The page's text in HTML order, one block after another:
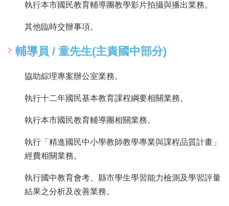
執行本市國民教育輔導團教學影片拍攝與播出業務。
其他臨時交辦事項。
輔導員 / 童先生(主責國中部分)
協助綜理專案辦公室業務。
執行十二年國民基本教育課程綱要相關業務。
執行本市國民教育輔導團相關業務。
執行「精進國民中小學教師教學專業與課程品質計畫」
經費相關業務。
執行國中教育會考、縣市學生學習能力檢測及學習評量
結果之分析及改善業務。